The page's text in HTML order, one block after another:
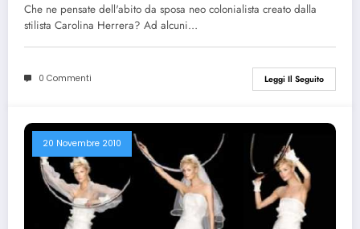
Che ne pensate dell'abito da sposa neo colonialista creato dalla
stilista Carolina Herrera? Ad alcuni…
0 Commenti Leggi Il Seguito
20 Novembre 2010